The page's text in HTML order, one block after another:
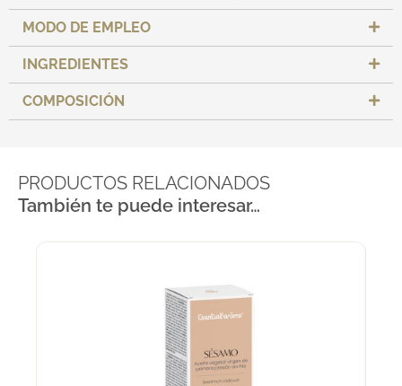
MODO DE EMPLEO
INGREDIENTES
COMPOSICIÓN
PRODUCTOS RELACIONADOS
También te puede interesar…